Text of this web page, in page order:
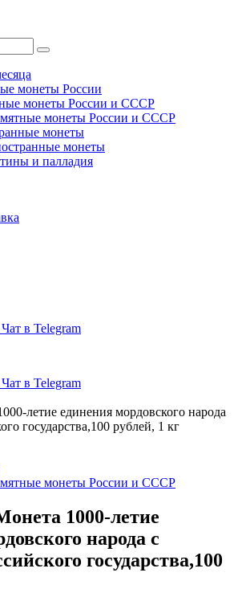
монеты России
монеты России и СССР
монеты России и СССР
монеты
монеты
и палладия
Чат в Telegram
Чат в Telegram
летие единения мордовского народа
государства,100 рублей, 1 кг
монеты России и СССР
1000-летие
народа с
государства,100